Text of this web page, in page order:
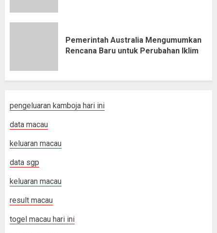
Pemerintah Australia Mengumumkan
Rencana Baru untuk Perubahan Iklim
pengeluaran kamboja hari ini
data macau
keluaran macau
data sgp
keluaran macau
result macau
togel macau hari ini